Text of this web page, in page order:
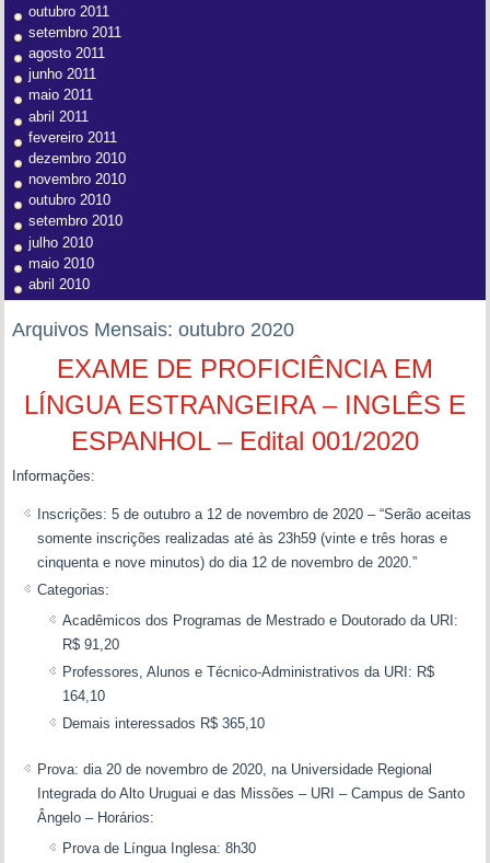
outubro 2011
setembro 2011
agosto 2011
junho 2011
maio 2011
abril 2011
fevereiro 2011
dezembro 2010
novembro 2010
outubro 2010
setembro 2010
julho 2010
maio 2010
abril 2010
Arquivos Mensais:outubro 2020
EXAME DE PROFICIÊNCIA EM
LÍNGUA ESTRANGEIRA – INGLÊS E
ESPANHOL – Edital 001/2020
Informações:
Inscrições: 5 de outubro a 12 de novembro de 2020 – “Serão aceitas
somente inscrições realizadas até às 23h59 (vinte e três horas e
cinquenta e nove minutos) do dia 12 de novembro de 2020.”
Categorias:
Acadêmicos dos Programas de Mestrado e Doutorado da URI:
R$ 91,20
Professores, Alunos e Técnico-Administrativos da URI: R$
164,10
Demais interessados R$ 365,10
Prova: dia 20 de novembro de 2020, na Universidade Regional
Integrada do Alto Uruguai e das Missões – URI – Campus de Santo
Ângelo – Horários:
Prova de Língua Inglesa: 8h30